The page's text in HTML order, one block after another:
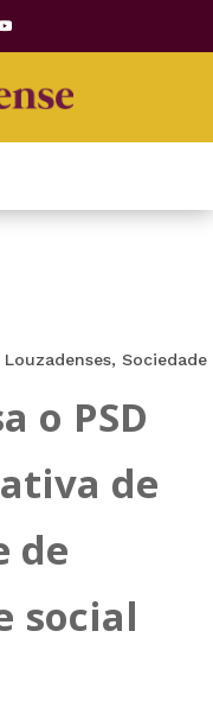
Louzadenses, Sociedade
o PSD
de
de
social